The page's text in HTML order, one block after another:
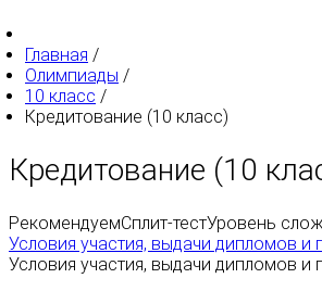
Главная /
Олимпиады /
10 класс /
Кредитование (10 класс)
Кредитование (10
РекомендуемСплит-тестУровень
Условия участия, выдачи дипломов
Условия участия, выдачи дипломов